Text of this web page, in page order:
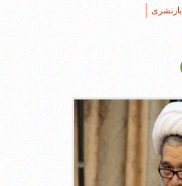
بازنشری